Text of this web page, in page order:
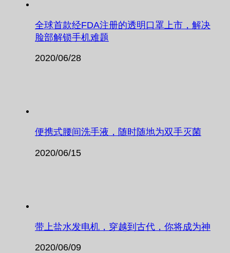
全球首款经FDA注册的透明口罩上市，解决
脸部解锁手机难题
2020/06/28
便携式腰间洗手液，随时随地为双手灭菌
2020/06/15
带上盐水发电机，穿越到古代，你将成为神
2020/06/09